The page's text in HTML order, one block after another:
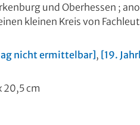
und Oberhessen ;
kleinen Kreis von
nicht ermittelbar], [19.
20,5 cm